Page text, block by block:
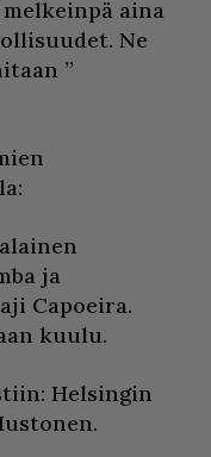
aina
Ne
”
ja
Capoeira.
kuulu.
Helsingin